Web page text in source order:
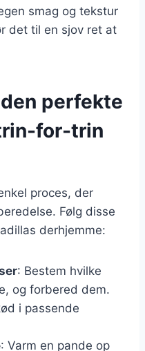
smag og tekstur
det til en sjov ret at
perfekte
for-trin
proces, der
Følg disse
derhjemme:
: Bestem hvilke
og forbered dem.
i passende
: Varm en pande op